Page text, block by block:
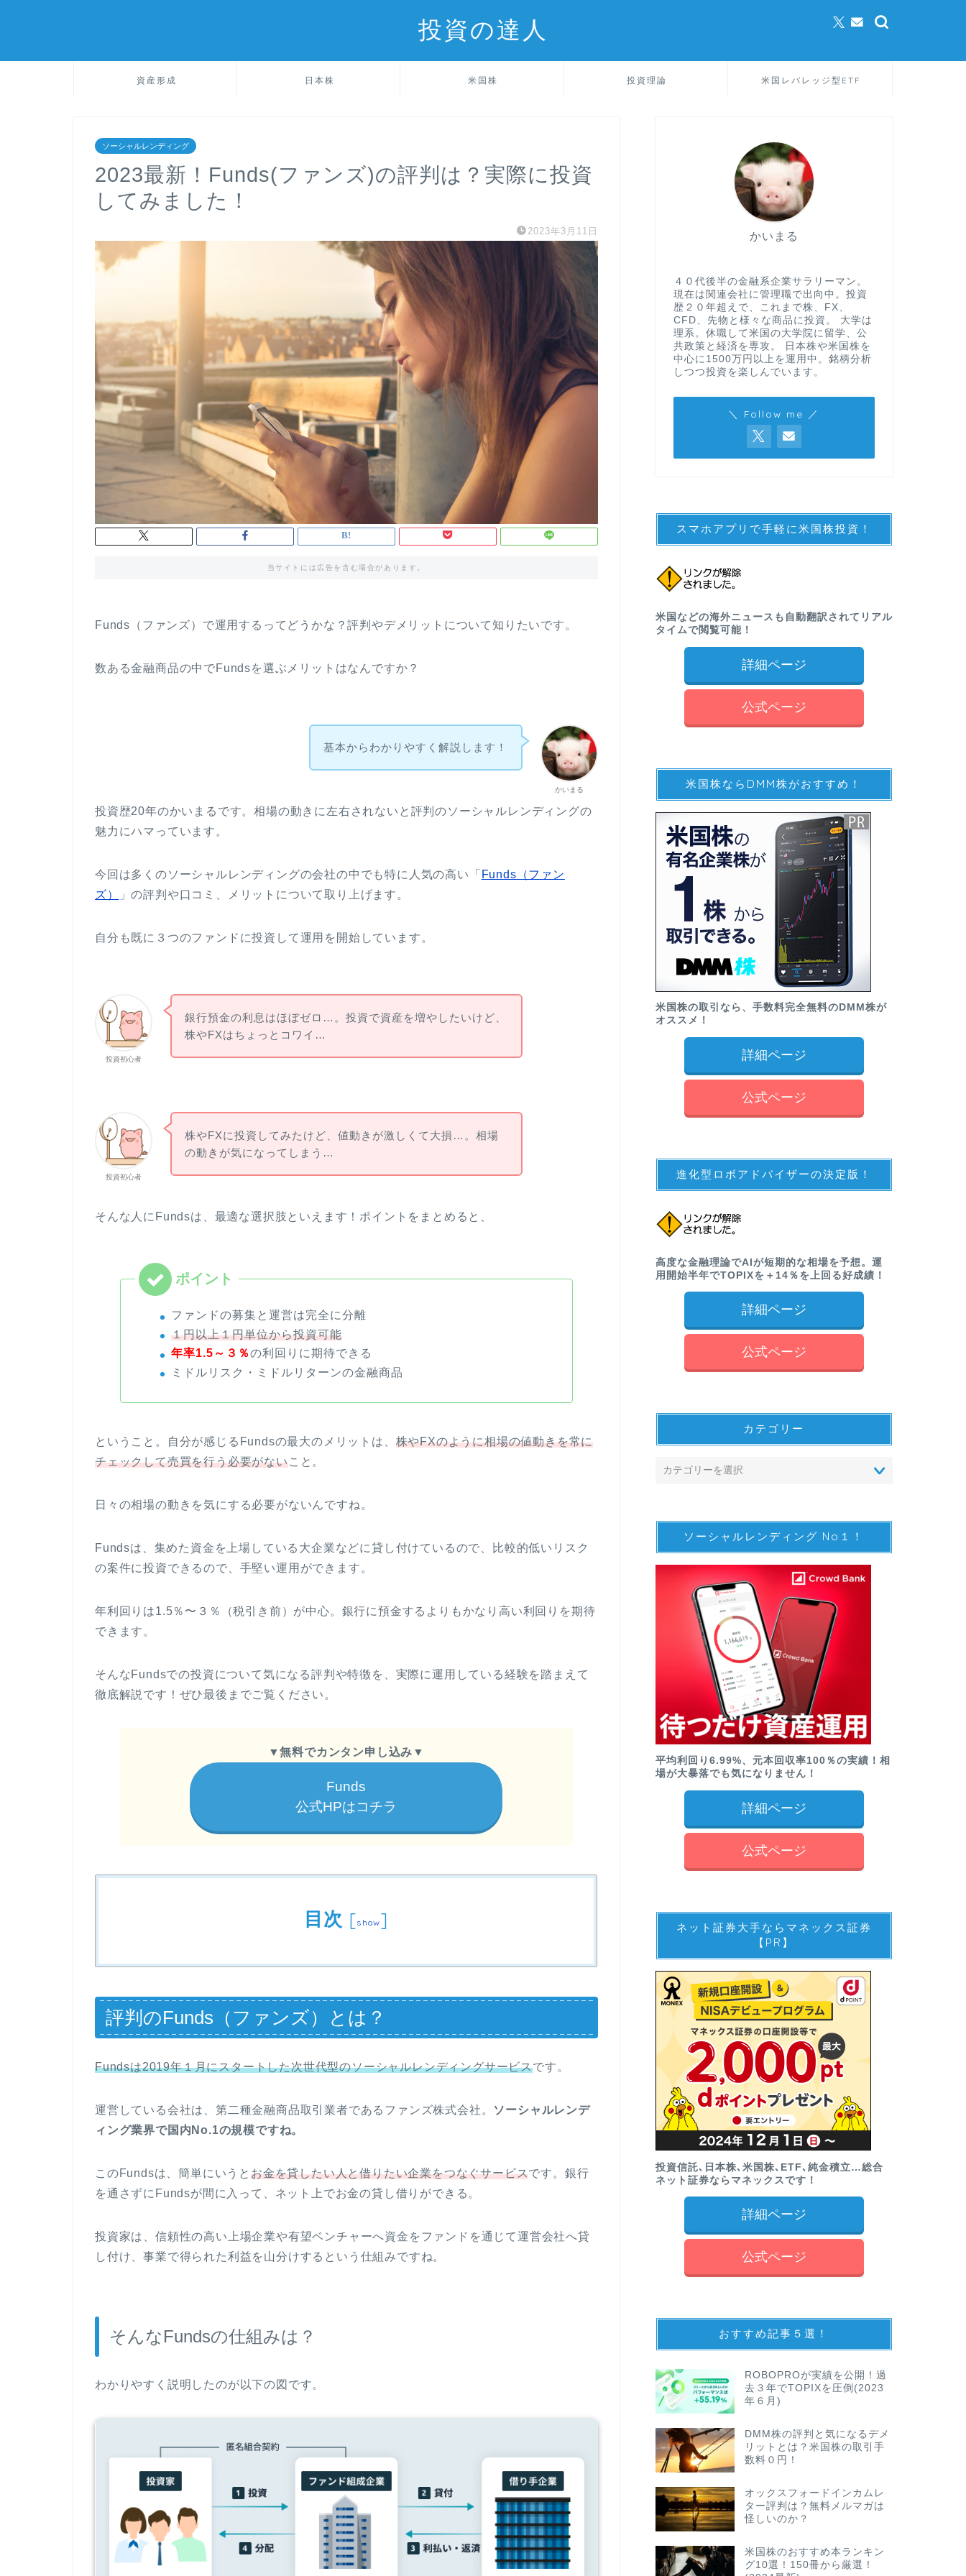
投資の達人
資産形成 日本株 米国株 投資理論 米国レバレッジ型ETF
ソーシャルレンディング
2023最新！Funds(ファンズ)の評判は？実際に投資
してみました！
2023年3月11日
当サイトには広告を含む場合があります。
Funds（ファンズ）で運用するってどうかな？評判やデメリットについて知りたいです。
数ある金融商品の中でFundsを選ぶメリットはなんですか？
かいまる
基本からわかりやすく解説します！
投資歴20年のかいまるです。相場の動きに左右されないと評判のソーシャルレンディングの
魅力にハマっています。
今回は多くのソーシャルレンディングの会社の中でも特に人気の高い「 Funds（ファン
ズ）
」の評判や口コミ、メリットについて取り上げます。
自分も既に３つのファンドに投資して運用を開始しています。
投資初心者
銀行預金の利息はほぼゼロ…。投資で資産を増やしたいけど、
株やFXはちょっとコワイ…
投資初心者
株やFXに投資してみたけど、値動きが激しくて大損…。相場
の動きが気になってしまう…
そんな人にFundsは、最適な選択肢といえます！ポイントをまとめると、
ファンドの募集と運営は完全に分離
１円以上１円単位から投資可能
年率1.5～３％の利回りに期待できる
ミドルリスク・ミドルリターンの金融商品
ということ。自分が感じるFundsの最大のメリットは、 株やFXのように相場の値動きを常に
チェックして売買を行う必要がないこと。
日々の相場の動きを気にする必要がないんですね。
Fundsは、集めた資金を上場している大企業などに貸し付けているので、比較的低いリスク
の案件に投資できるので、手堅い運用ができます。
年利回りは1.5％〜３％（税引き前）が中心。銀行に預金するよりもかなり高い利回りを期待
できます。
そんなFundsでの投資について気になる評判や特徴を、実際に運用している経験を踏まえて
徹底解説です！ぜひ最後までご覧ください。
▼無料でカンタン申し込み ▼
Funds
公式HPはコチラ
目次 [show]
評判のFunds（ファンズ）とは？
Fundsは2019年１月にスタートした次世代型のソーシャルレンディングサービスです。
運営している会社は、第二種金融商品取引業者であるファンズ株式会社。 ソーシャルレンデ
ィング業界で国内No.1の規模ですね。
このFundsは、簡単にいうと お金を貸したい人と借りたい企業をつなぐサービスです。銀行
を通さずにFundsが間に入って、ネット上でお金の貸し借りができる。
投資家は、信頼性の高い上場企業や有望ベンチャーへ資金をファンドを通じて運営会社へ貸
し付け、事業で得られた利益を山分けするという仕組みですね。
そんなFundsの仕組みは？
わかりやすく説明したのが以下の図です。
かいまる
４０代後半の金融系企業サラリーマン。
現在は関連会社に管理職で出向中。投資
歴２０年超えで、これまで株、FX、
CFD、先物と様々な商品に投資。 大学は
理系。休職して米国の大学院に留学、公
共政策と経済を専攻。 日本株や米国株を
中心に1500万円以上を運用中。銘柄分析
しつつ投資を楽しんでいます。
＼ Follow me ／
スマホアプリで手軽に米国株投資！
米国などの海外ニュースも自動翻訳されてリアル
タイムで閲覧可能！
詳細ページ
公式ページ
米国株ならDMM株がおすすめ！
米国株の取引なら、手数料完全無料のDMM株が
オススメ！
詳細ページ
公式ページ
進化型ロボアドバイザーの決定版！
高度な金融理論でAIが短期的な相場を予想。運
用開始半年でTOPIXを＋14％を上回る好成績！
詳細ページ
公式ページ
カテゴリー
ソーシャルレンディング No１！
平均利回り6.99%、元本回収率100％の実績！相
場が大暴落でも気になりません！
詳細ページ
公式ページ
ネット証券大手ならマネックス証券
【PR】
投資信託､日本株､米国株､ETF､純金積立…総合
ネット証券ならマネックスです！
詳細ページ
公式ページ
おすすめ記事５選！
ROBOPROが実績を公開！過
去３年でTOPIXを圧倒(2023
年６月)
DMM株の評判と気になるデメ
リットとは？米国株の取引手
数料０円！
オックスフォードインカムレ
ター評判は？無料メルマガは
怪しいのか？
米国株のおすすめ本ランキン
グ10選！150冊から厳選！